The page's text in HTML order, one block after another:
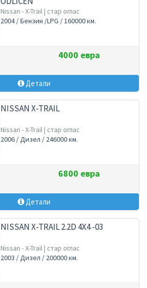
Nissan - X-Trail | стар оглас
2004 / Бензин /LPG / 160000 км.
4000 евра
Детали
NISSAN X-TRAIL
Nissan - X-Trail | стар оглас
2006 / Дизел / 246000 км.
6800 евра
Детали
NISSAN X-TRAIL 2.2D 4X4 -03
Nissan - X-Trail | стар оглас
2003 / Дизел / 200000 км.